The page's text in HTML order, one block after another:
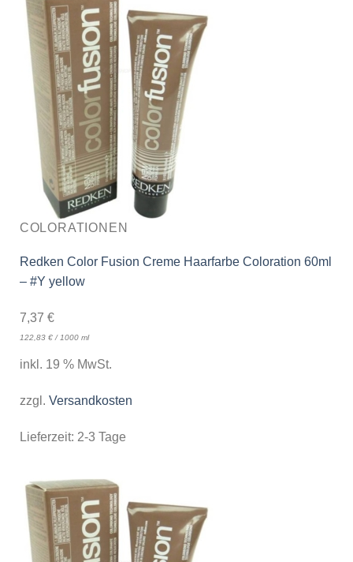
COLORATIONEN
Redken Color Fusion Creme Haarfarbe Coloration 60ml
– #Y yellow
7,37 €
122,83 €/ 1000 ml
inkl. 19 % MwSt.
zzgl. Versandkosten
Lieferzeit: 2-3 Tage